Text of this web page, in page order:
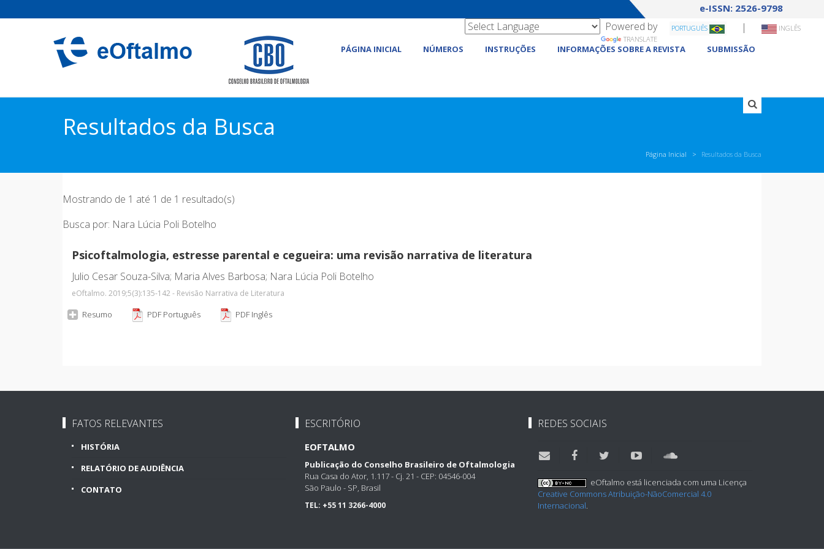
e-ISSN: 2526-9798
PÁGINA INICIAL NÚMEROS INSTRUÇÕES INFORMAÇÕES SOBRE A REVISTA SUBMISSÃO
PORTUGUÊS | INGLÊS
Powered by
TRANSLATE
Resultados da Busca
Página Inicial Resultados da Busca
Mostrando de 1 até 1 de 1 resultado(s)
Busca por: Nara Lúcia Poli Botelho
Psicoftalmologia, estresse parental e cegueira: uma revisão narrativa de literatura
Julio Cesar Souza-Silva; Maria Alves Barbosa; Nara Lúcia Poli Botelho
eOftalmo. 2019;5(3):135-142 - Revisão Narrativa de Literatura
Resumo PDF Português PDF Inglês
FATOS RELEVANTES
HISTÓRIA
RELATÓRIO DE AUDIÊNCIA
CONTATO
ESCRITÓRIO
EOFTALMO
Publicação do Conselho Brasileiro de Oftalmologia
Rua Casa do Ator, 1.117 - Cj. 21 - CEP: 04546-004
São Paulo - SP, Brasil
TEL: +55 11 3266-4000
REDES SOCIAIS
eOftalmo está licenciada com uma Licença
Creative Commons Atribuição-NãoComercial 4.0
Internacional.